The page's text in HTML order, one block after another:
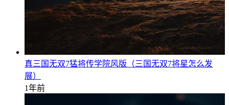
真三国无双7猛将传学院风版（三国无双7将星怎么发
展）
1年前